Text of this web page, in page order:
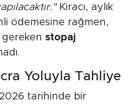
Kiracı, aylık
ödemesine rağmen,
stopaj
Yoluyla Tahliye
tarihinde bir